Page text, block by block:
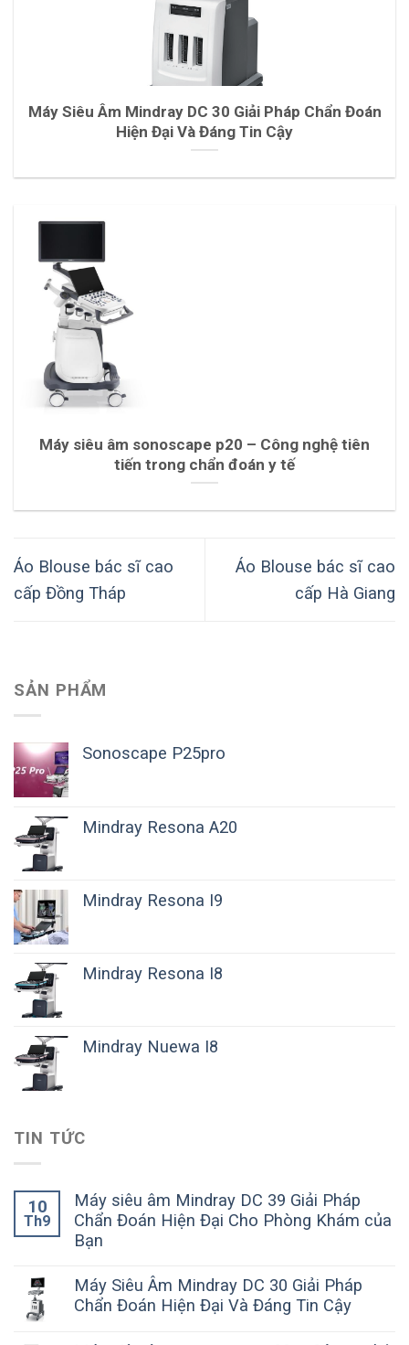
Máy Siêu Âm Mindray DC 30 Giải Pháp Chẩn Đoán
Hiện Đại Và Đáng Tin Cậy
Máy siêu âm sonoscape p20 – Công nghệ tiên
tiến trong chẩn đoán y tế
Áo Blouse bác sĩ cao
cấp Đồng Tháp
Áo Blouse bác sĩ cao
cấp Hà Giang
SẢN PHẨM
Sonoscape P25pro
Mindray Resona A20
Mindray Resona I9
Mindray Resona I8
Mindray Nuewa I8
TIN TỨC
10
Th9
Máy siêu âm Mindray DC 39 Giải Pháp
Chẩn Đoán Hiện Đại Cho Phòng Khám của
Bạn
Máy Siêu Âm Mindray DC 30 Giải Pháp
Chẩn Đoán Hiện Đại Và Đáng Tin Cậy